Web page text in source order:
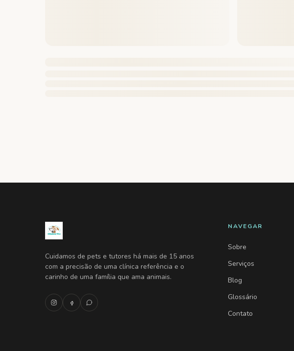
Cuidamos de pets e tutores há mais de 15 anos
com a precisão de uma clínica referência e o
carinho de uma família que ama animais.
NAVEGAR
Sobre
Serviços
Blog
Glossário
Contato